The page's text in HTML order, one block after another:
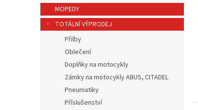
MOPEDY
TOTÁLNÍ VÝPRODEJ
Přilby
Oblečení
Doplňky na motocykly
Zámky na motocykly ABUS, CITADEL
Pneumatiky
Příslušenství